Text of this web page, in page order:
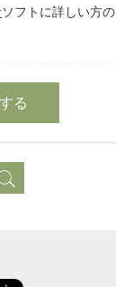
ソフトに詳しい方の
る